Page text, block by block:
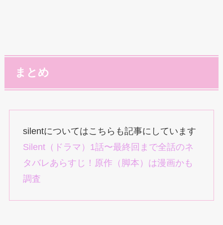
まとめ
silentについてはこちらも記事にしています
Silent（ドラマ）1話〜最終回まで全話のネ
タバレあらすじ！原作（脚本）は漫画かも
調査